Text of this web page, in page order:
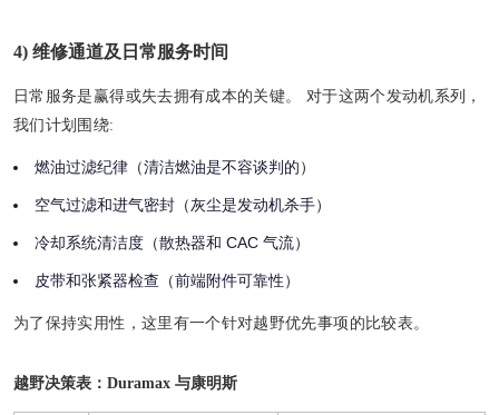
4) 维修通道及日常服务时间
日常服务是赢得或失去拥有成本的关键。 对于这两个发动机系列，
我们计划围绕:
燃油过滤纪律（清洁燃油是不容谈判的）
空气过滤和进气密封（灰尘是发动机杀手）
冷却系统清洁度（散热器和 CAC 气流）
皮带和张紧器检查（前端附件可靠性）
为了保持实用性，这里有一个针对越野优先事项的比较表。
越野决策表：Duramax 与康明斯